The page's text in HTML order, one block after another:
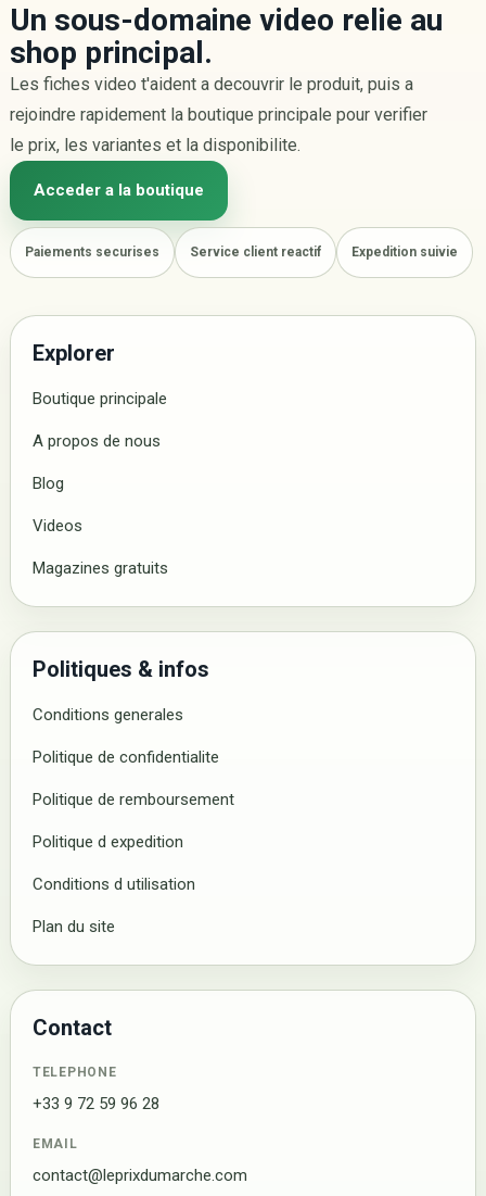
Un sous-domaine video relie au
shop principal.
Les fiches video t'aident a decouvrir le produit, puis a
rejoindre rapidement la boutique principale pour verifier
le prix, les variantes et la disponibilite.
Acceder a la boutique
Paiements securises Service client reactif Expedition suivie
Explorer
Boutique principale
A propos de nous
Blog
Videos
Magazines gratuits
Politiques & infos
Conditions generales
Politique de confidentialite
Politique de remboursement
Politique d expedition
Conditions d utilisation
Plan du site
Contact
TELEPHONE
+33 9 72 59 96 28
EMAIL
contact@leprixdumarche.com